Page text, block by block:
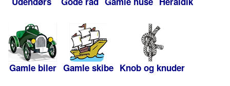
Gamle biler Gamle skibe Knob og knuder